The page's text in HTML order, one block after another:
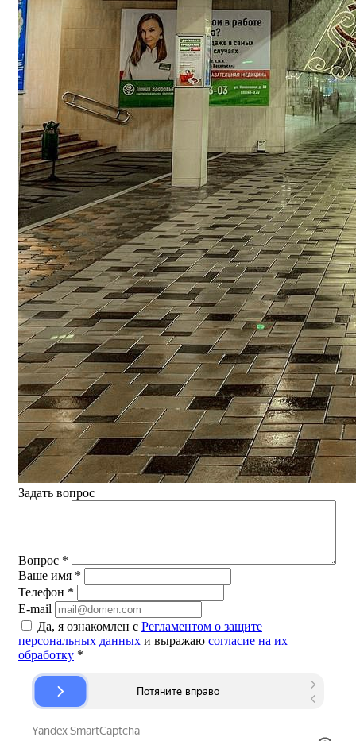
Задать вопрос
Вопрос *
Ваше имя *
Телефон *
E-mail
Да, я ознакомлен с Регламентом о защите
персональных данных и выражаю согласие на их
обработку *